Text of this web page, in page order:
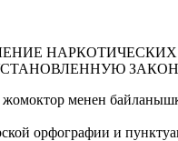
менен
орфографии и